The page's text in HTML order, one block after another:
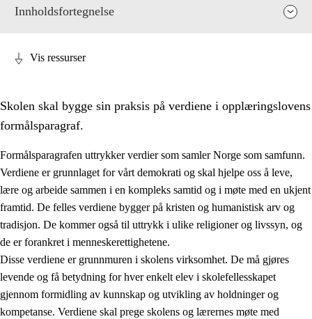
Innholdsfortegnelse
1. Opplæringens verdigrunnlag
1.1 Menneskeverdet
1.2 Identitet og kulturelt mangfold
1.3 Kritisk tenkning og etisk bevissthet
1.4 Skaperglede, engasjement og utforskertrang
Vis ressurser
Skolen skal bygge sin praksis på verdiene i opplæringslovens
formålsparagraf.
Formålsparagrafen uttrykker verdier som samler Norge som samfunn.
Verdiene er grunnlaget for vårt demokrati og skal hjelpe oss å leve,
lære og arbeide sammen i en kompleks samtid og i møte med en ukjent
framtid. De felles verdiene bygger på kristen og humanistisk arv og
tradisjon. De kommer også til uttrykk i ulike religioner og livssyn, og
de er forankret i menneskerettighetene.
Disse verdiene er grunnmuren i skolens virksomhet. De må gjøres
levende og få betydning for hver enkelt elev i skolefellesskapet
gjennom formidling av kunnskap og utvikling av holdninger og
kompetanse. Verdiene skal prege skolens og lærernes møte med